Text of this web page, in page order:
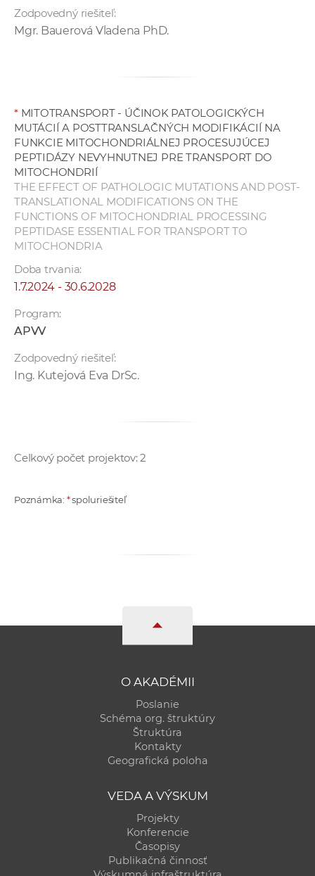
v
n
í
o
h
Zodpovedný riešiteľ:
Mgr. Bauerová Vladena PhD.
*MITOTRANSPORT - ÚČINOK PATOLOGICKÝCH
MUTÁCIÍ A POSTTRANSLAČNÝCH MODIFIKÁCIÍ NA
FUNKCIE MITOCHONDRIÁLNEJ PROCESUJÚCEJ
PEPTIDÁZY NEVYHNUTNEJ PRE TRANSPORT DO
MITOCHONDRIÍ
THE EFFECT OF PATHOLOGIC MUTATIONS AND POST-
TRANSLATIONAL MODIFICATIONS ON THE
FUNCTIONS OF MITOCHONDRIAL PROCESSING
PEPTIDASE ESSENTIAL FOR TRANSPORT TO
MITOCHONDRIA
Doba trvania:
1.7.2024 - 30.6.2028
Program:
APVV
Zodpovedný riešiteľ:
Ing. Kutejová Eva DrSc.
Celkový počet projektov: 2
Poznámka: *spoluriešiteľ
O AKADÉMII
Poslanie
Schéma org. štruktúry
Štruktúra
Kontakty
Geografická poloha
VEDA A VÝSKUM
Projekty
Konferencie
Časopisy
Publikačná činnosť